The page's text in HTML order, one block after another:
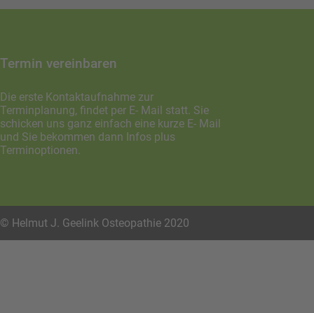
Termin vereinbaren
Die erste Kontaktaufnahme zur
Terminplanung, findet per E- Mail statt. Sie
schicken uns ganz einfach eine kurze E- Mail
und Sie bekommen dann Infos plus
Terminoptionen.
© Helmut J. Geelink Osteopathie 2020